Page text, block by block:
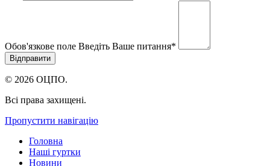
Обов'язкове поле Введіть Ваше питання*
© 2026 ОЦПО.
Всі права захищені.
Пропустити навігацію
Головна
Наші гуртки
Новини